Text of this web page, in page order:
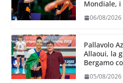
Mondiale, i
06/08/2026
Pallavolo
Allaoui, la
Bergamo
05/08/2026